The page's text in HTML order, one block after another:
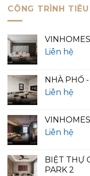
CÔNG TRÌNH
Liên hệ
NHÀ PHỐ
Liên hệ
Liên hệ
BIỆT THỰ
PARK 2